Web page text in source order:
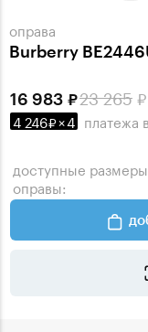
оправа
Burberry
23 265
16 983
4 246 ×4 платежа
доступные размеры
оправы: